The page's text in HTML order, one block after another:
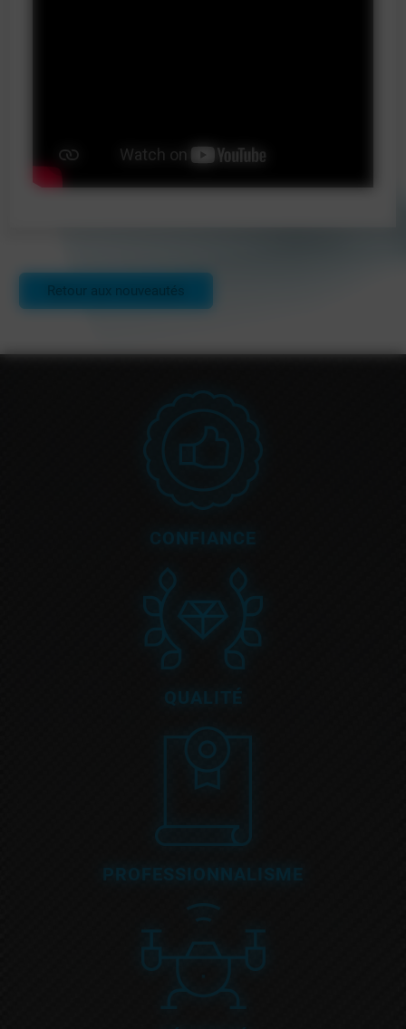
Retour aux nouveautés